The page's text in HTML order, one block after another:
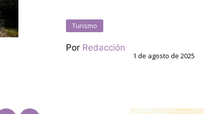
Turismo
Por Redacción
1 de agosto de 2025